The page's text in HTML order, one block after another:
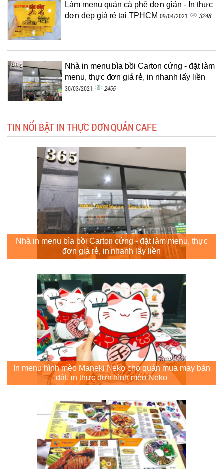
Làm menu quán cà phê đơn giản - In thực
đơn đẹp giá rẻ tại TPHCM 09/04/2021 3248
Nhà in menu bìa bồi Carton cứng - đặt làm
menu, thực đơn giá rẻ, in nhanh lấy liền
30/03/2021 2465
TIN NỔI BẬT IN THỰC ĐƠN QUÁN CAFE
Nhà in menu bìa bồi Carton cứng - đặt làm menu, thực
đơn giá rẻ, in nhanh lấy liền
In menu hình mèo Maneki Neko cho quán mua may bán
đắt, in thực đơn hình mèo Neko